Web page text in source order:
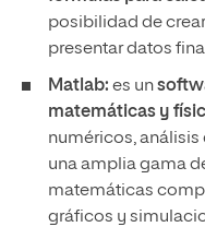
posibilidad de
presentar datos
Matlab: es un
matemáticas y
numéricos,
una amplia gama
matemáticas
gráficos y